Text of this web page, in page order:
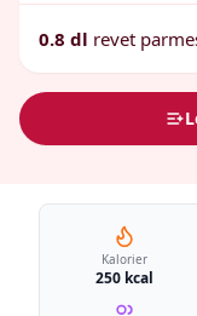
0.8 dl revet
Kalorier
250 kcal